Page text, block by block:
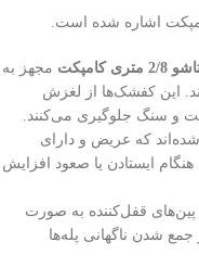
اشاره شده است.
کامپکت
مجهز به
این کفشک‌ها از لغزش
و سنگ جلوگیری می‌کنند.
که عریض و دارای
هنگام ایستادن یا صعود افزایش
قفل‌کننده به صورت
شدن ناگهانی پله‌ها